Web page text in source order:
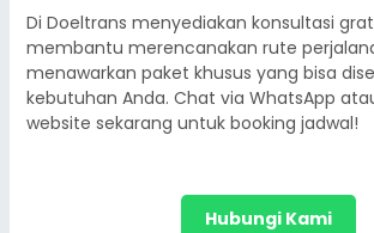
Di Doeltrans menyediakan konsultasi
membantu merencanakan rute
menawarkan paket khusus yang bisa
kebutuhan Anda. Chat via WhatsApp
website sekarang untuk booking jadwal!
Hubungi Kami